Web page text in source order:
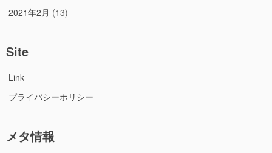
2021年2月 (13)
Site
Link
プライバシーポリシー
メタ情報